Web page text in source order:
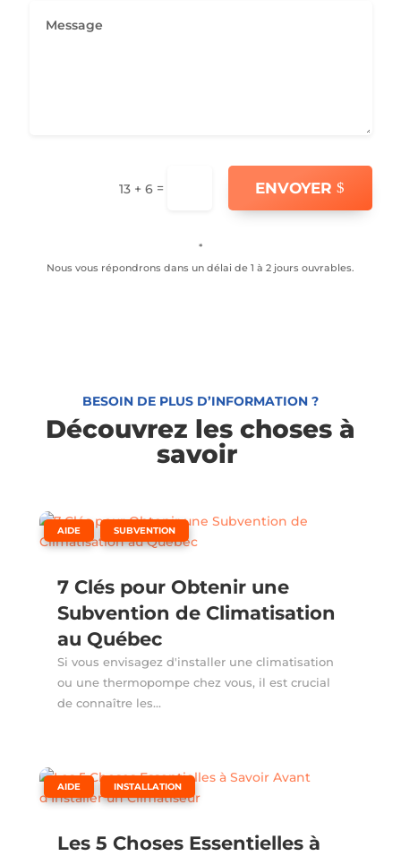
13 + 6= ENVOYER
*
Nous vous répondrons dans un délai de 1 à 2 jours ouvrables.
BESOIN DE PLUS D’INFORMATION ?
Découvrez les choses à
savoir
7 Clés pour Obtenir une
Subvention de Climatisation
au Québec
AIDE SUBVENTION
Si vous envisagez d'installer une climatisation
ou une thermopompe chez vous, il est crucial
de connaître les...
Les 5 Choses Essentielles à
AIDE INSTALLATION